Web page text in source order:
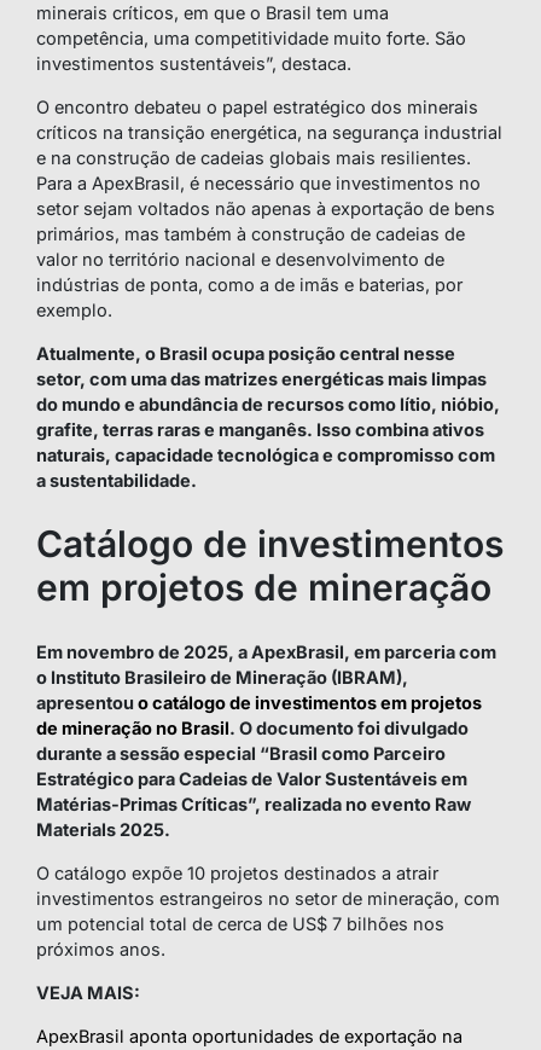
minerais críticos, em que o Brasil tem uma
competência, uma competitividade muito forte. São
investimentos sustentáveis”, destaca.
O encontro debateu o papel estratégico dos minerais
críticos na transição energética, na segurança industrial
e na construção de cadeias globais mais resilientes.
Para a ApexBrasil, é necessário que investimentos no
setor sejam voltados não apenas à exportação de bens
primários, mas também à construção de cadeias de
valor no território nacional e desenvolvimento de
indústrias de ponta, como a de imãs e baterias, por
exemplo.
Atualmente, o Brasil ocupa posição central nesse
setor, com uma das matrizes energéticas mais limpas
do mundo e abundância de recursos como lítio, nióbio,
grafite, terras raras e manganês. Isso combina ativos
naturais, capacidade tecnológica e compromisso com
a sustentabilidade.
Catálogo de investimentos
em projetos de mineração
Em novembro de 2025, a ApexBrasil, em parceria com
o Instituto Brasileiro de Mineração (IBRAM),
apresentouo catálogo de investimentos em projetos
de mineração no Brasil. O documento foi divulgado
durante a sessão especial “Brasil como Parceiro
Estratégico para Cadeias de Valor Sustentáveis em
Matérias-Primas Críticas”, realizada no evento Raw
Materials 2025.
O catálogo expõe 10 projetos destinados a atrair
investimentos estrangeiros no setor de mineração, com
um potencial total de cerca de US$ 7 bilhões nos
próximos anos.
VEJA MAIS:
ApexBrasil aponta oportunidades de exportação na